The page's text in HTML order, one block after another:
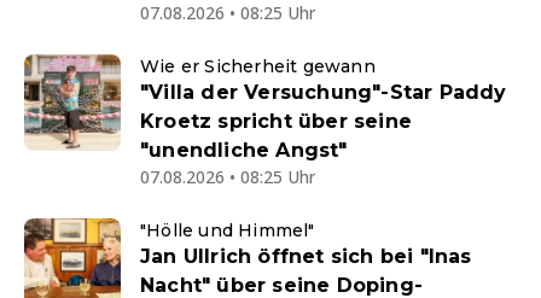
07.08.2026 • 08:25 Uhr
Wie er Sicherheit gewann
"Villa der Versuchung"-Star Paddy
Kroetz spricht über seine
"unendliche Angst"
07.08.2026 • 08:25 Uhr
"Hölle und Himmel"
Jan Ullrich öffnet sich bei "Inas
Nacht" über seine Doping-